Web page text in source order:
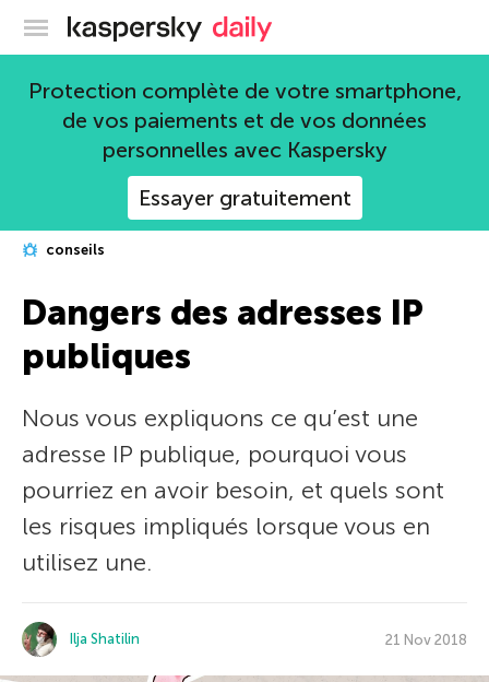
Blog officiel de Kaspersky
Protection complète de votre smartphone,
de vos paiements et de vos données
personnelles avec Kaspersky
Essayer gratuitement
conseils
Dangers des adresses IP
publiques
Nous vous expliquons ce qu’est une
adresse IP publique, pourquoi vous
pourriez en avoir besoin, et quels sont
les risques impliqués lorsque vous en
utilisez une.
Ilja Shatilin 21 Nov 2018